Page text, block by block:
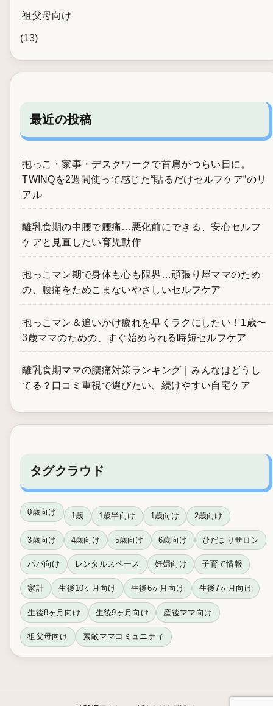
祖父母向け
(13)
最近の投稿
抱っこ・家事・デスクワークで首肩がつらい日に。
TWINQを2週間使って感じた“貼るだけセルフケア”のリ
アル
離乳食期の中腰で腰痛…悪化前にできる、安心セルフ
ケアと見直したい育児動作
抱っこマン期で身体も心も限界…頑張り屋ママのため
の、腰痛をためこまないやさしいセルフケア
抱っこマン＆追いかけ疲れを早くラクにしたい！1歳〜
3歳ママのための、すぐ始められる時短セルフケア
離乳食期ママの腰痛対策ランキング｜みんなはどうし
てる？口コミ重視で選びたい、続けやすい自宅ケア
タグクラウド
0歳向け 1歳 1歳半向け 1歳向け 2歳向け
3歳向け 4歳向け 5歳向け 6歳向け ひだまりサロン
パパ向け レンタルスペース 妊婦向け 子育て情報
家計 生後10ヶ月向け 生後6ヶ月向け 生後7ヶ月向け
生後8ヶ月向け 生後9ヶ月向け 産後ママ向け
祖父母向け 素敵ママコミュニティ